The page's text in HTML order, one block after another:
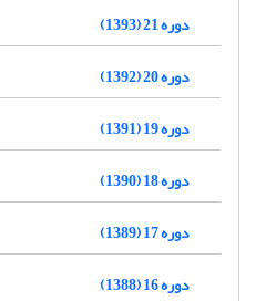
دوره 21 (1393)
دوره 20 (1392)
دوره 19 (1391)
دوره 18 (1390)
دوره 17 (1389)
دوره 16 (1388)